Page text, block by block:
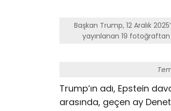
Başkan Trump, 12 Aralık
yayınlanan 19
Trump’ın adı, Epstein
arasında, geçen ay